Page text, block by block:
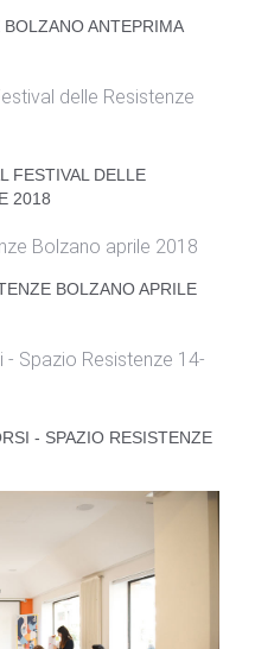
ANTEPRIMA
FESTIVAL DELLE
2018
BOLZANO APRILE
- SPAZIO RESISTENZE